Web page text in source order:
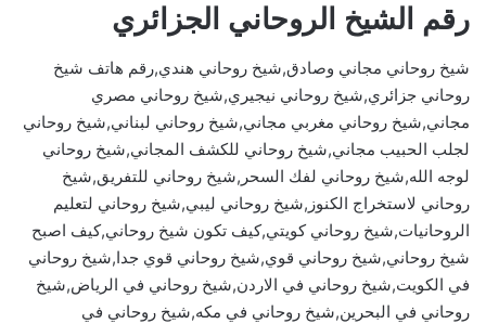
رقم الشيخ الروحاني الجزائري
شيخ روحاني مجاني وصادق,شيخ روحاني هندي,رقم هاتف شيخ
روحاني جزائري,شيخ روحاني نيجيري,شيخ روحاني مصري
مجاني,شيخ روحاني مغربي مجاني,شيخ روحاني لبناني,شيخ روحاني
لجلب الحبيب مجاني,شيخ روحاني للكشف المجاني,شيخ روحاني
لوجه الله,شيخ روحاني لفك السحر,شيخ روحاني للتفريق,شيخ
روحاني لاستخراج الكنوز,شيخ روحاني ليبي,شيخ روحاني لتعليم
الروحانيات,شيخ روحاني كويتي,كيف تكون شيخ روحاني,كيف اصبح
شيخ روحاني,شيخ روحاني قوي,شيخ روحاني قوي جدا,شيخ روحاني
في الكويت,شيخ روحاني في الاردن,شيخ روحاني في الرياض,شيخ
روحاني في البحرين,شيخ روحاني في مكه,شيخ روحاني في